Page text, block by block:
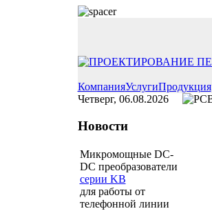
КомпанияУслугиПродукция
Четверг, 06.08.2026
Новости
Микромощные DC-
DC преобразователи
серии KB
для работы от
телефонной линии